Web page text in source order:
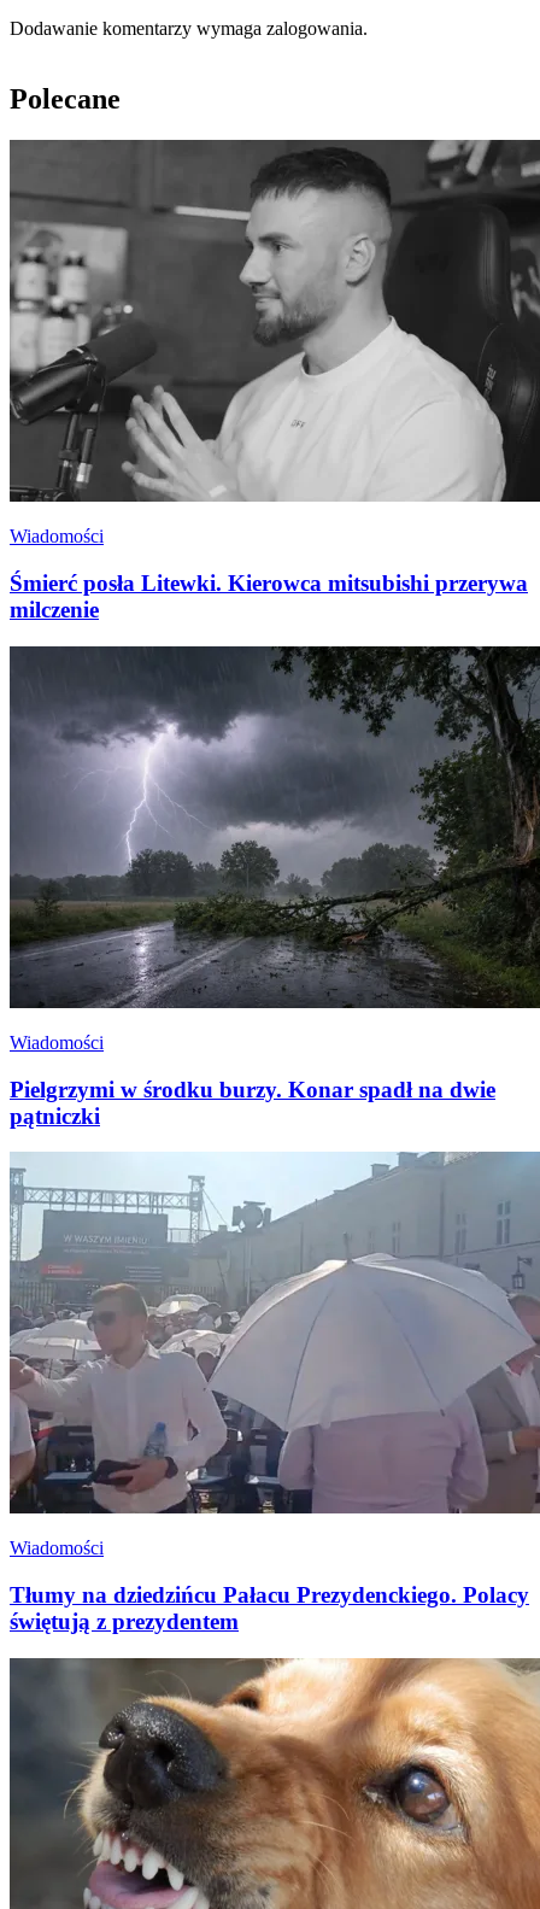
Dodawanie komentarzy wymaga zalogowania.
Polecane
Wiadomości
Śmierć posła Litewki. Kierowca mitsubishi przerywa
milczenie
Wiadomości
Pielgrzymi w środku burzy. Konar spadł na dwie
pątniczki
Wiadomości
Tłumy na dziedzińcu Pałacu Prezydenckiego. Polacy
świętują z prezydentem